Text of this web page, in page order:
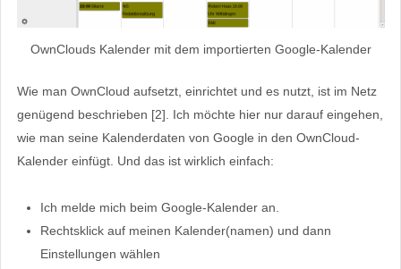
OwnClouds Kalender mit dem importierten Google-Kalender
Wie man OwnCloud aufsetzt, einrichtet und es nutzt, ist im Netz
genügend beschrieben [2]. Ich möchte hier nur darauf eingehen,
wie man seine Kalenderdaten von Google in den OwnCloud-
Kalender einfügt. Und das ist wirklich einfach:
Ich melde mich beim Google-Kalender an.
Rechtsklick auf meinen Kalender(namen) und dann
Einstellungen wählen